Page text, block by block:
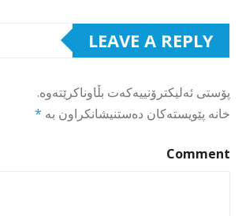
LEAVE A REPLY
پۆستی ئەلیکترۆنییەکەت بڵاوناکرێتەوە.
خانە پێویستەکان دەستنیشانکراون بە *
Comment